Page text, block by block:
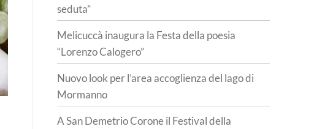
seduta”
Melicuccà inaugura la Festa della poesia
“Lorenzo Calogero”
Nuovo look per l’area accoglienza del lago di
Mormanno
A San Demetrio Corone il Festival della